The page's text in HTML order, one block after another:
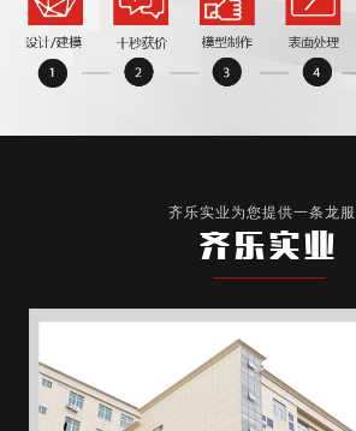
齐乐实业为您提供一条龙
齐乐实业